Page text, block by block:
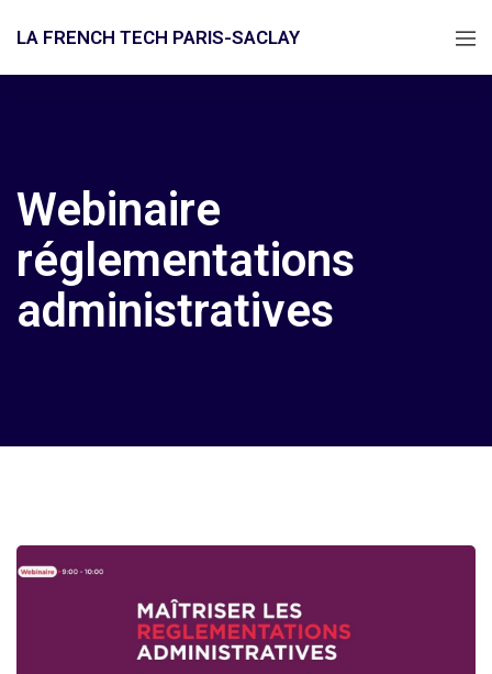
LA FRENCH TECH PARIS-SACLAY
Webinaire
réglementations
administratives